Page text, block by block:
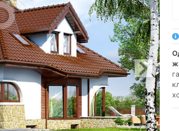
односемейный коттедж одноэтажный с